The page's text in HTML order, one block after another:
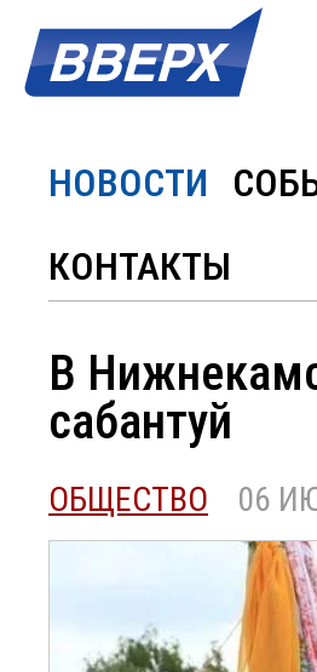
НОВОСТИ
КОНТАКТЫ
В
сабантуй
ОБЩЕСТВО 06